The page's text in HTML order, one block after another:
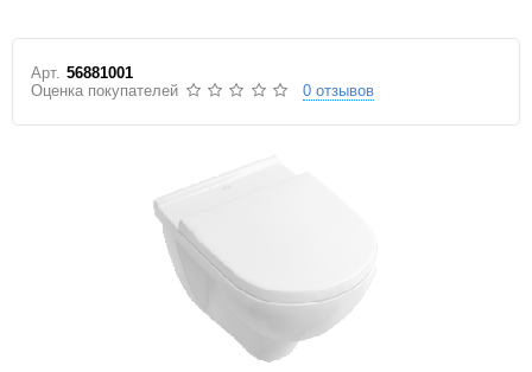
Арт. 56881001
Оценка покупателей
0 отзывов